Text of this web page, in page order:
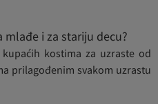
i za stariju decu?
kostima za uzraste od
prilagođenim svakom uzrastu